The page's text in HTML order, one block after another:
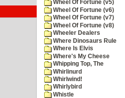
Wheel Of Fortune (v5)
Wheel Of Fortune (v6)
Wheel Of Fortune (v7)
Wheel Of Fortune (v8)
Wheeler Dealers
Where Dinosaurs Rule
Where Is Elvis
Where's My Cheese
Whipping Top, The
Whirlinurd
Whirlwind!
Whirlybird
Whistle